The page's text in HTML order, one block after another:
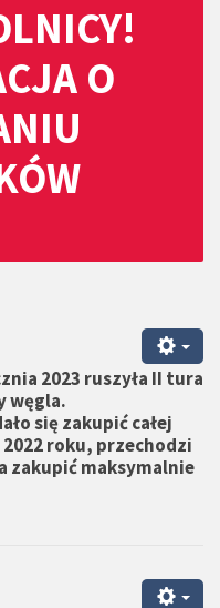
O
2023 ruszyła II tura
węgla.
się zakupić całej
roku, przechodzi
zakupić maksymalnie